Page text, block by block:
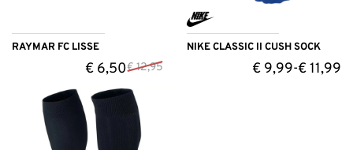
RAYMAR FC LISSE
€6,50€12,95
NIKE CLASSIC II CUSH SOCK
€ 9,99-€11,99